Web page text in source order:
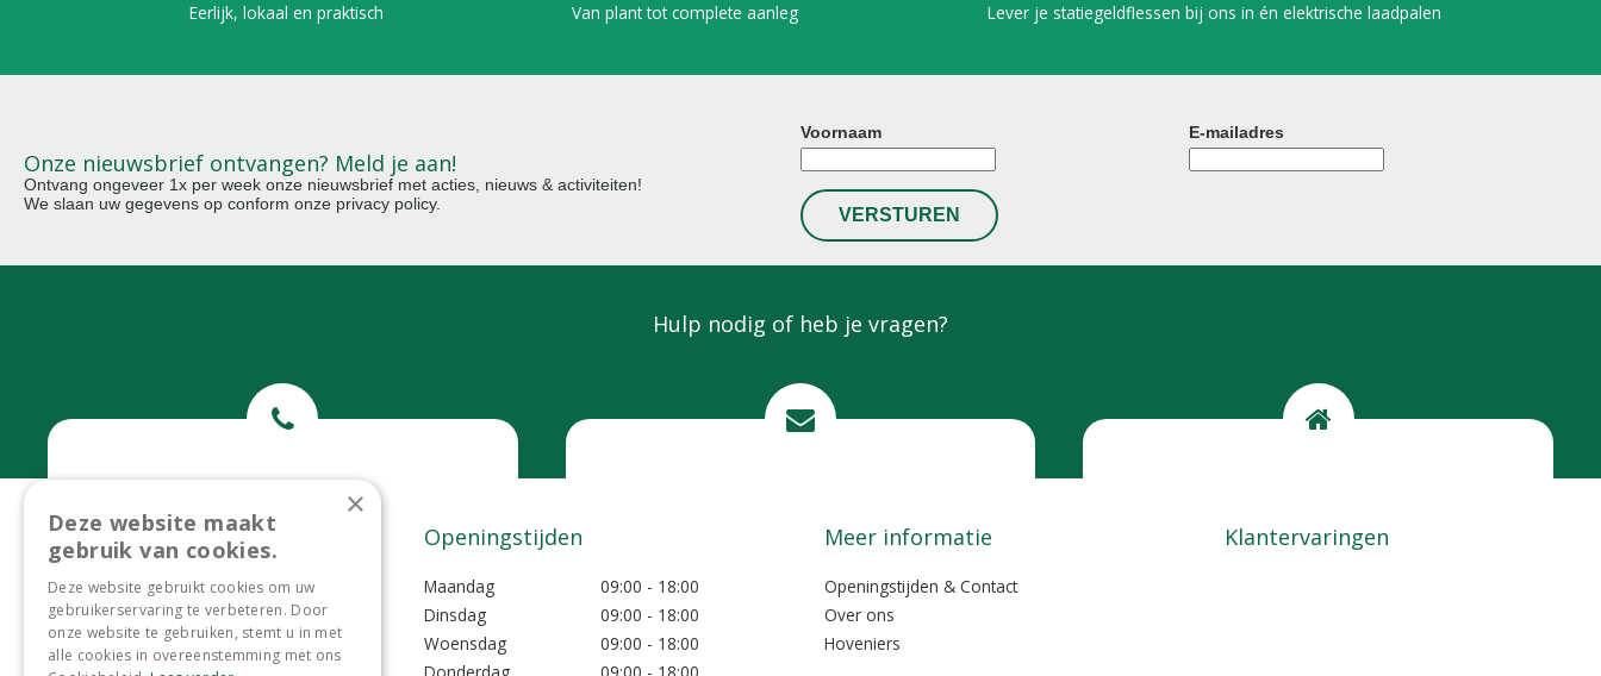
Eerlijk, lokaal en praktisch Van plant tot complete aanleg Lever je statiegeldflessen bij ons in én elektrische laadpalen
Onze nieuwsbrief ontvangen? Meld je aan!
Ontvang ongeveer 1x per week onze nieuwsbrief met acties, nieuws & activiteiten!
We slaan uw gegevens op conform onze privacy policy.
Voornaam E-mailadres
Hulp nodig of heb je vragen?
0299-372465
info@lokkemientje.nl
Locatie
Contact
Tuincentrum Lokkemientje
Lokkemientjesweg 1
1135 VZ Edam
Openingstijden
Maandag
09:00 - 18:00
Dinsdag
09:00 - 18:00
Woensdag
09:00 - 18:00
Meer informatie
Openingstijden & Contact
Over ons
Hoveniers
Klantervaringen
×
Deze website maakt
gebruik van cookies.
Deze website gebruikt cookies om uw
gebruikerservaring te verbeteren. Door
onze website te gebruiken, stemt u in met
alle cookies in overeenstemming met ons